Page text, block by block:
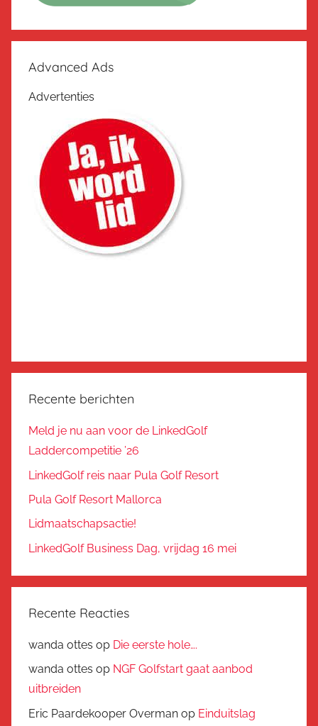
Advanced Ads
Advertenties
Recente berichten
Meld je nu aan voor de LinkedGolf
Laddercompetitie ’26
LinkedGolf reis naar Pula Golf Resort
Pula Golf Resort Mallorca
Lidmaatschapsactie!
LinkedGolf Business Dag, vrijdag 16 mei
Recente Reacties
wanda ottes op Die eerste hole….
wanda ottes op NGF Golfstart gaat aanbod
uitbreiden
Eric Paardekooper Overman op Einduitslag